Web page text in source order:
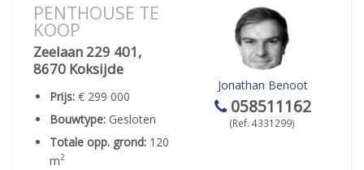
PENTHOUSE TE
KOOP
Zeelaan 229 401,
8670 Koksijde
Prijs: € 299 000
Bouwtype: Gesloten
Totale opp. grond: 120
m2
Jonathan Benoot
058511162
(Ref. 4331299)